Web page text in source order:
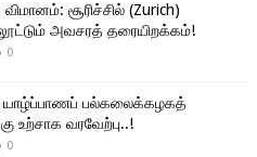
சூரிச்சில் (Zurich)
அவசரத் தரையிறக்கம்!
0
யாழ்ப்பாணப் பல்கலைக்கழகத்
உற்சாக வரவேற்பு..!
0